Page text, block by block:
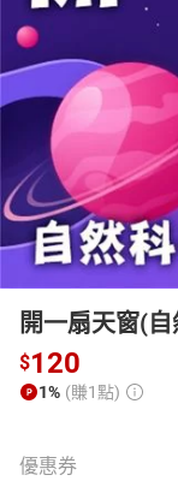
日本購物
開一扇天窗(自
$120
1% (賺1點)
優惠券